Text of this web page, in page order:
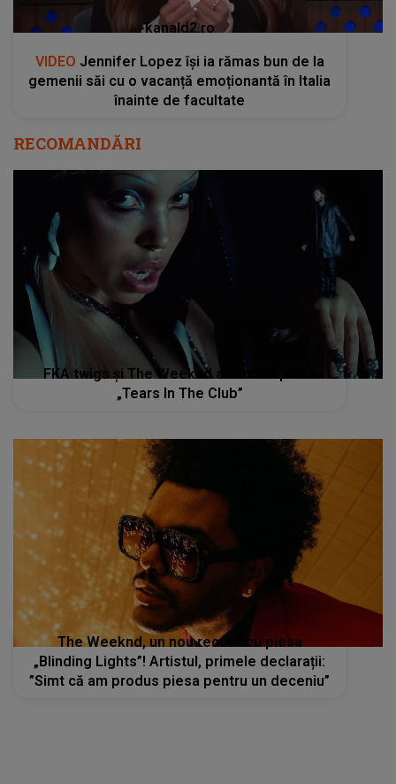
kanald2.ro
VIDEO Jennifer Lopez își ia rămas bun de la
gemenii săi cu o vacanță emoționantă în Italia
înainte de facultate
RECOMANDĂRI
FKA twigs și The Weeknd au lansat piesa
„Tears In The Club”
The Weeknd, un nou record cu piesa
„Blinding Lights”! Artistul, primele declarații:
”Simt că am produs piesa pentru un deceniu”